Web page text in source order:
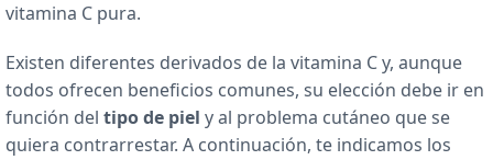
vitamina C pura.
Existen diferentes derivados de la vitamina C y, aunque
todos ofrecen beneficios comunes, su elección debe ir en
función del tipo de piel y al problema cutáneo que se
quiera contrarrestar. A continuación, te indicamos los